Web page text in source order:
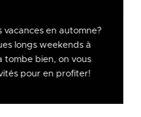
vacances en automne?
longs weekends à
tombe bien, on vous
pour en profiter!